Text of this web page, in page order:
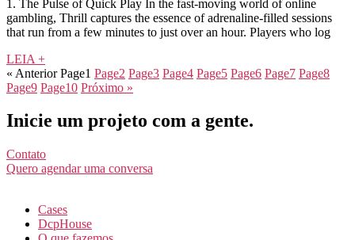
1. The Pulse of Quick Play In the fast‑moving world of online
gambling, Thrill captures the essence of adrenaline‑filled sessions
that run from a few minutes to just over an hour. Players who log
LEIA +
« Anterior Page1 Page2 Page3 Page4 Page5 Page6 Page7 Page8
Page9 Page10 Próximo »
Inicie um projeto com a gente.
Contato
Quero agendar uma conversa
Cases
DcpHouse